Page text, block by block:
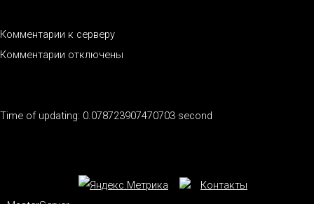
Комментарии к серверу
Комментарии отключены
Time of updating: 0.078723907470703 second
Контакты